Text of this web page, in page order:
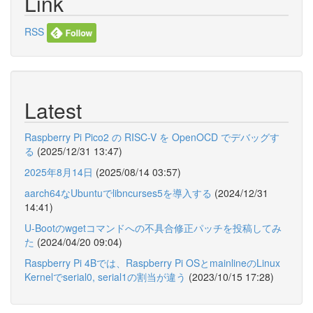
RSS
Latest
Raspberry Pi Pico2 の RISC-V を OpenOCD でデバッグす
る (2025/12/31 13:47)
2025年8月14日 (2025/08/14 03:57)
aarch64なUbuntuでlibncurses5を導入する (2024/12/31
14:41)
U-Bootのwgetコマンドへの不具合修正パッチを投稿してみ
た (2024/04/20 09:04)
Raspberry Pi 4Bでは、Raspberry Pi OSとmainlineのLinux
Kernelでserial0, serial1の割当が違う (2023/10/15 17:28)